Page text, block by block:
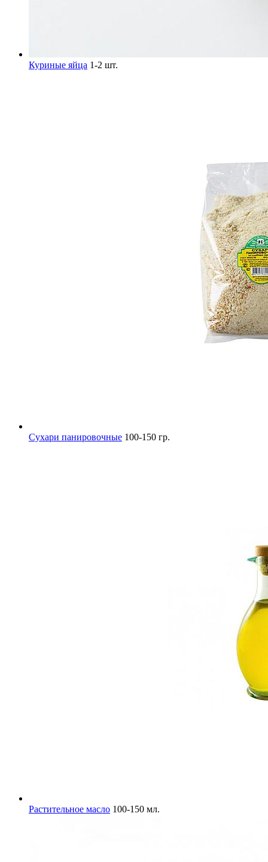
Куриные яйца 1-2 шт.
Сухари панировочные 100-150 гр.
Растительное масло 100-150 мл.